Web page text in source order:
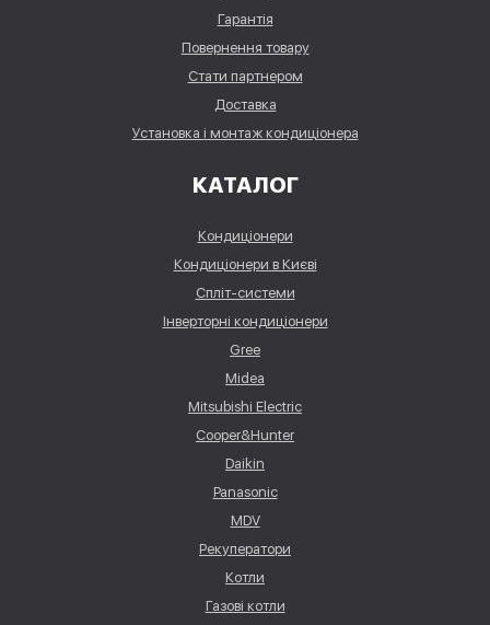
Гарантія
Повернення товару
Стати партнером
Доставка
Установка і монтаж кондиціонера
КАТАЛОГ
Кондиціонери
Кондиціонери в Києві
Спліт-системи
Інверторні кондиціонери
Gree
Midea
Mitsubishi Electric
Cooper&Hunter
Daikin
Panasonic
MDV
Рекуператори
Котли
Газові котли